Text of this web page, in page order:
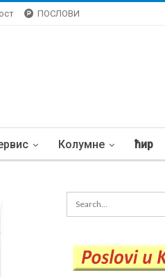
ПОСЛОВИ
Колумне ћир